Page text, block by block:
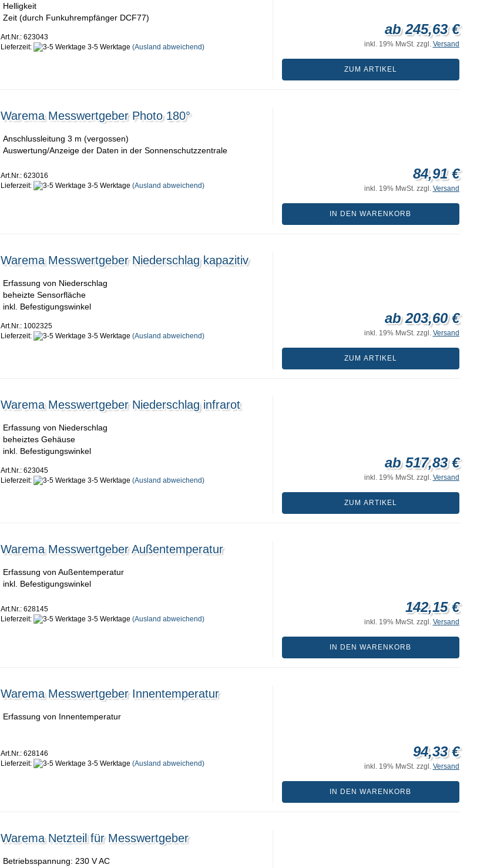
Helligkeit
Zeit (durch Funkuhrempfänger DCF77)
Art.Nr.: 623043
Lieferzeit:
3-5 Werktage (Ausland abweichend)
ab 245,63 €
inkl. 19% MwSt. zzgl. Versand
ZUM ARTIKEL
Warema Messwertgeber Photo 180°
Anschlussleitung 3 m (vergossen)
Auswertung/Anzeige der Daten in der Sonnenschutzzentrale
Art.Nr.: 623016
Lieferzeit:
3-5 Werktage (Ausland abweichend)
84,91 €
inkl. 19% MwSt. zzgl. Versand
IN DEN WARENKORB
Warema Messwertgeber Niederschlag kapazitiv
Erfassung von Niederschlag
beheizte Sensorfläche
inkl. Befestigungswinkel
Art.Nr.: 1002325
Lieferzeit:
3-5 Werktage (Ausland abweichend)
ab 203,60 €
inkl. 19% MwSt. zzgl. Versand
ZUM ARTIKEL
Warema Messwertgeber Niederschlag infrarot
Erfassung von Niederschlag
beheiztes Gehäuse
inkl. Befestigungswinkel
Art.Nr.: 623045
Lieferzeit:
3-5 Werktage (Ausland abweichend)
ab 517,83 €
inkl. 19% MwSt. zzgl. Versand
ZUM ARTIKEL
Warema Messwertgeber Außentemperatur
Erfassung von Außentemperatur
inkl. Befestigungswinkel
Art.Nr.: 628145
Lieferzeit:
3-5 Werktage (Ausland abweichend)
142,15 €
inkl. 19% MwSt. zzgl. Versand
IN DEN WARENKORB
Warema Messwertgeber Innentemperatur
Erfassung von Innentemperatur
Art.Nr.: 628146
Lieferzeit:
3-5 Werktage (Ausland abweichend)
94,33 €
inkl. 19% MwSt. zzgl. Versand
IN DEN WARENKORB
Warema Netzteil für Messwertgeber
Betriebsspannung: 230 V AC